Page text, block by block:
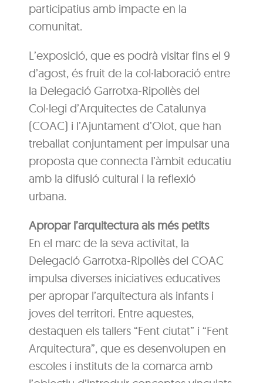
participatius amb impacte en la
comunitat.
L’exposició, que es podrà visitar fins el 9
d’agost, és fruit de la col·laboració entre
la Delegació Garrotxa-Ripollès del
Col·legi d’Arquitectes de Catalunya
(COAC) i l’Ajuntament d’Olot, que han
treballat conjuntament per impulsar una
proposta que connecta l’àmbit educatiu
amb la difusió cultural i la reflexió
urbana.
Apropar l’arquitectura als més petits
En el marc de la seva activitat, la
Delegació Garrotxa-Ripollès del COAC
impulsa diverses iniciatives educatives
per apropar l’arquitectura als infants i
joves del territori. Entre aquestes,
destaquen els tallers “Fent ciutat” i “Fent
Arquitectura”, que es desenvolupen en
escoles i instituts de la comarca amb